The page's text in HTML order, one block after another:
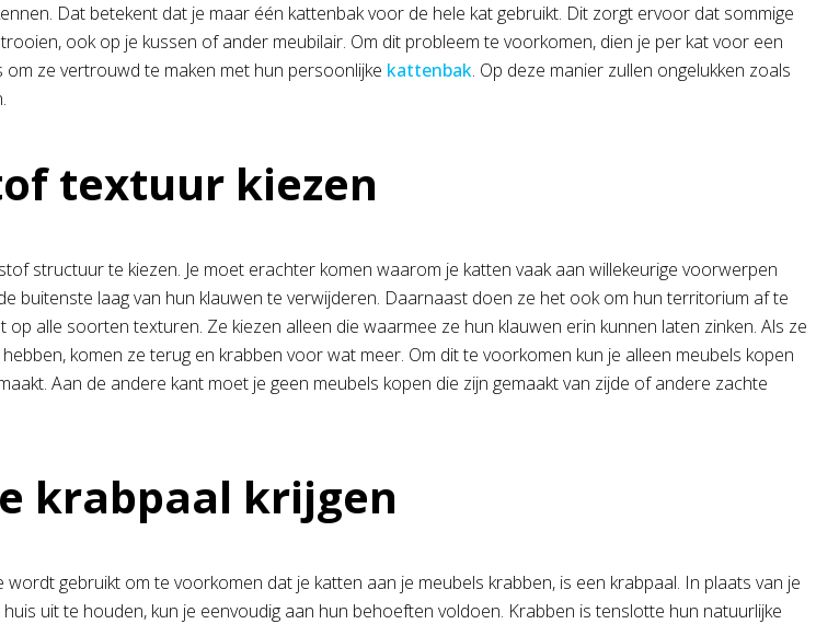
Dat betekent dat je maar één kattenbak voor de hele kat gebruikt. Dit zorgt ervoor dat sommige
ook op je kussen of ander meubilair. Om dit probleem te voorkomen, dien je per kat voor een
ze vertrouwd te maken met hun persoonlijke kattenbak. Op deze manier zullen ongelukken zoals
textuur kiezen
structuur te kiezen. Je moet erachter komen waarom je katten vaak aan willekeurige voorwerpen
buitenste laag van hun klauwen te verwijderen. Daarnaast doen ze het ook om hun territorium af te
op alle soorten texturen. Ze kiezen alleen die waarmee ze hun klauwen erin kunnen laten zinken. Als ze
komen ze terug en krabben voor wat meer. Om dit te voorkomen kun je alleen meubels kopen
Aan de andere kant moet je geen meubels kopen die zijn gemaakt van zijde of andere zachte
krabpaal krijgen
gebruikt om te voorkomen dat je katten aan je meubels krabben, is een krabpaal. In plaats van je
uit te houden, kun je eenvoudig aan hun behoeften voldoen. Krabben is tenslotte hun natuurlijke